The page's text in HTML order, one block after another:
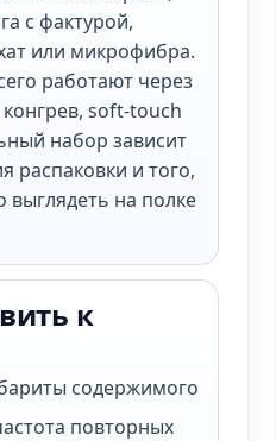
с фактурой,
или микрофибра.
работают через
soft-touch
набор зависит
распаковки и того,
выглядеть на полке
к
содержимого
повторных